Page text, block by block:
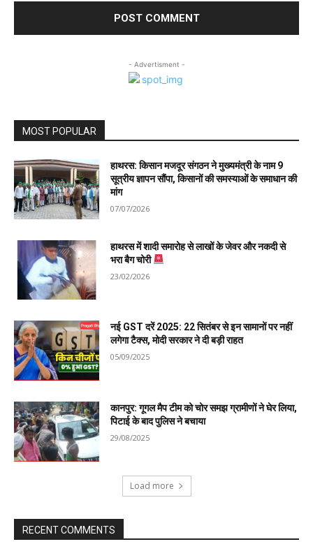
- Advertisment -
MOST POPULAR
हाथरस: किसान मजदूर संगठन ने मुख्यमंत्री के नाम 9
सूत्रीय ज्ञापन सौंपा, किसानों की समस्याओं के समाधान की
मांग
07/07/2026
हाथरस में शादी समारोह से लाखों के जेवर और नकदी से
भरा बैग चोरी
23/02/2026
नई GST दरें 2025: 22 सितंबर से इन सामानों पर नहीं
लगेगा टैक्स, मोदी सरकार ने दी बड़ी राहत
05/09/2025
कानपुर: गूगल मैप टीम को चोर समझ ग्रामीणों ने घेर लिया,
पिटाई के बाद पुलिस ने बचाया
29/08/2025
Load more
RECENT COMMENTS